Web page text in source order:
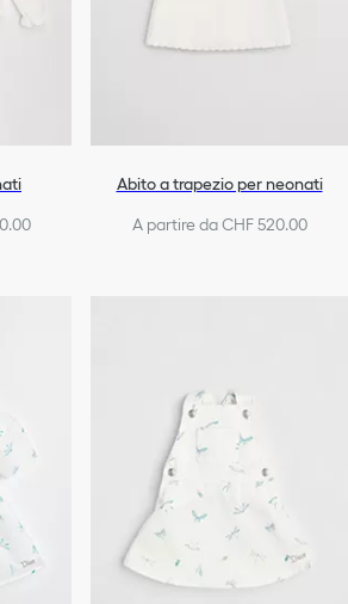
Abito a trapezio per neonati
A partire da CHF 520.00